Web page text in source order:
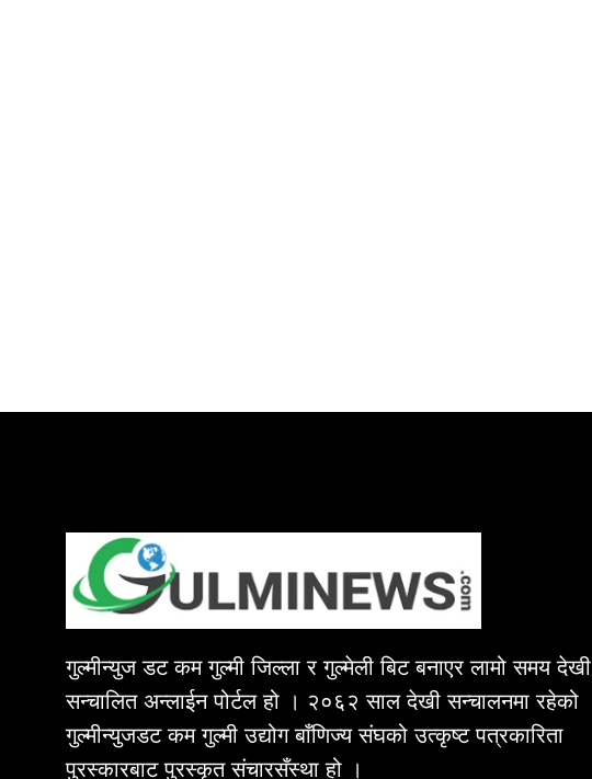
गुल्मीन्युज डट कम गुल्मी जिल्ला र गुल्मेली बिट बनाएर लामो समय देखी
सन्चालित अन्लाईन पोर्टल हो । २०६२ साल देखी सन्चालनमा रहेको
गुल्मीन्युजडट कम गुल्मी उद्योग बाँणिज्य संघको उत्कृष्ट पत्रकारिता
पुरस्कारबाट पुरस्कृत संचारसँस्था हो ।